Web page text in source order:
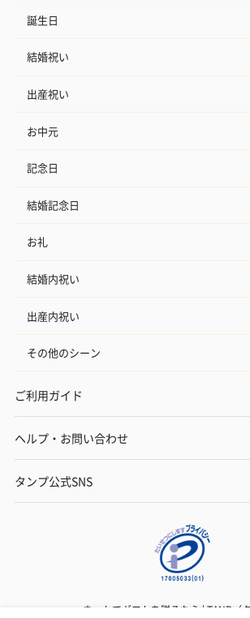
誕生日
結婚祝い
出産祝い
お中元
記念日
結婚記念日
お礼
結婚内祝い
出産内祝い
その他のシーン
ご利用ガイド
ヘルプ・お問い合わせ
タンプ公式SNS
ネットでギフトを贈るなら | TANP（タ